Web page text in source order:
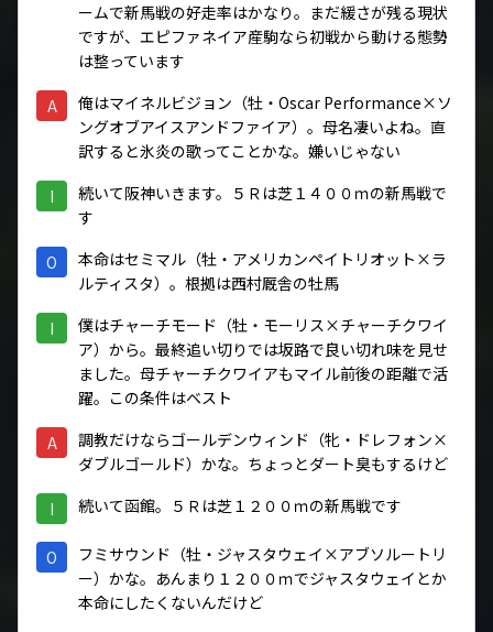
ームで新馬戦の好走率はかなり。まだ緩さが残る現状
ですが、エピファネイア産駒なら初戦から動ける態勢
は整っています
A
俺はマイネルビジョン（牡・Oscar Performance×ソ
ングオブアイスアンドファイア）。母名凄いよね。直
訳すると氷炎の歌ってことかな。嫌いじゃない
I
続いて阪神いきます。５Ｒは芝１４００ｍの新馬戦で
す
O
本命はセミマル（牡・アメリカンペイトリオット×ラ
ルティスタ）。根拠は西村厩舎の牡馬
I
僕はチャーチモード（牡・モーリス×チャーチクワイ
ア）から。最終追い切りでは坂路で良い切れ味を見せ
ました。母チャーチクワイアもマイル前後の距離で活
躍。この条件はベスト
A
調教だけならゴールデンウィンド（牝・ドレフォン×
ダブルゴールド）かな。ちょっとダート臭もするけど
I 続いて函館。５Ｒは芝１２００ｍの新馬戦です
O
フミサウンド（牡・ジャスタウェイ×アブソルートリ
ー）かな。あんまり１２００ｍでジャスタウェイとか
本命にしたくないんだけど